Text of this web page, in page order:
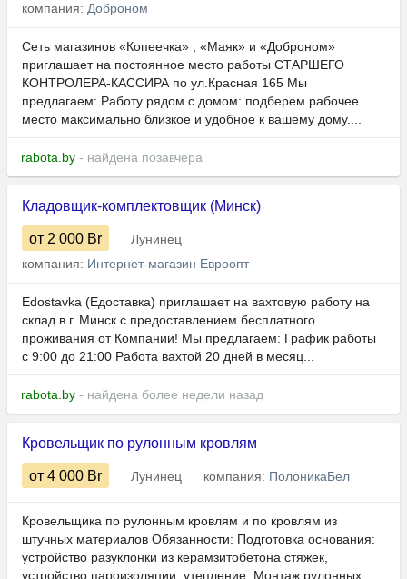
компания: Доброном
Сеть магазинов «Копеечка» , «Маяк» и «Доброном»
приглашает на постоянное место работы СТАРШЕГО
КОНТРОЛЕРА-КАССИРА по ул.Красная 165 Мы
предлагаем: Работу рядом с домом: подберем рабочее
место максимально близкое и удобное к вашему дому....
rabota.by - найдена позавчера
Кладовщик-комплектовщик (Минск)
от 2 000 Br
Лунинец
компания: Интернет-магазин Евроопт
Edostavka (Едоставка) приглашает на вахтовую работу на
склад в г. Минск с предоставлением бесплатного
проживания от Компании! Мы предлагаем: График работы
с 9:00 до 21:00 Работа вахтой 20 дней в месяц...
rabota.by - найдена более недели назад
Кровельщик по рулонным кровлям
от 4 000 Br Лунинец компания: ПолоникаБел
Кровельщика по рулонным кровлям и по кровлям из
штучных материалов Обязанности: Подготовка основания:
устройство разуклонки из керамзитобетона стяжек,
устройство пароизоляции, утепление; Монтаж рулонных